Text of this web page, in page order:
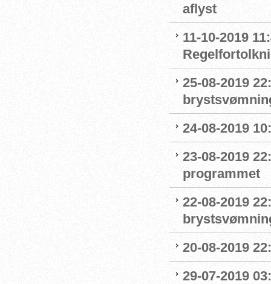
aflyst
11-10-2019
25-08-2019
24-08-2019
23-08-2019
programmet
22-08-2019
20-08-2019
29-07-2019